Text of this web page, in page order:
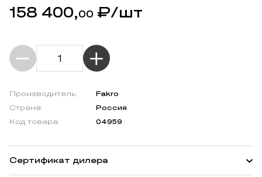
158 400,00 ₽/шт
Производитель:
Fakro
Страна:
Россия
Код товара:
04959
Сертификат дилера